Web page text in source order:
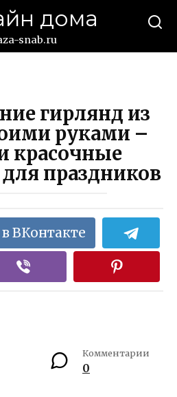
дома
snab.ru
гирлянд из
руками –
красочные
праздников
ВКонтакте
Комментарии
0